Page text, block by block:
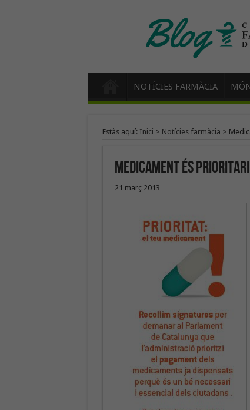
NOTÍCIES FARMÀCIA
Estàs aquí: Inici > Notícies farmàcia >
Medicament és
21 març 2013